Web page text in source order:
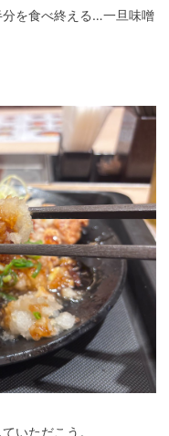
を食べ終える…一旦味噌
いただこう。